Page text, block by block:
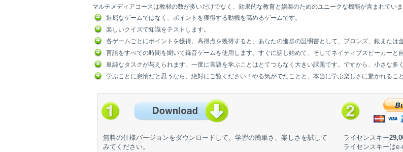
マルチメディアコースは教材の数が多いだけでなく、効果的な教育と娯楽のためのユニークな機能が含まれていま
退屈なゲームではなく、ポイントを獲得する動機を高めるゲームです。
楽しいクイズで知識をテストします。
各ゲームごとにポイントを獲得。高得点を獲得すると、あなたの進歩の証明書として、ブロンズ、銀または
言語をすべての時間を聞いて録音ゲームを使用します。すぐに話し始めて、そしてネイティブスピーカーと
単純なタスクが与えられます。一度に言語を学ぶことはとてつもなく大きい課題です。ですから、小さな多
学ぶことに怠惰だと思うなら、絶対にご覧ください！やる気がでたことと、本当に学ぶ楽しさに驚かれるこ
無料の仕様バージョンをダウンロードして、学習の簡単さ、楽しさを試して
みてください。
ライセンスキー
ライセンスキーは